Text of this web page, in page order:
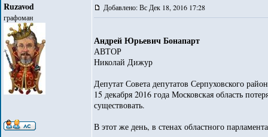
Ruzavod
графоман
Добавлено: Вс Дек 18, 2016 17:28
Андрей Юрьевич Бонапарт
АВТОР
Николай Дижур
Депутат Совета депутатов Серпуховского
15 декабря 2016 года Московская область
существовать.
В этот же день, в стенах областного